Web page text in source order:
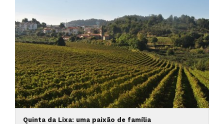
Quinta da Lixa: uma paixão de família